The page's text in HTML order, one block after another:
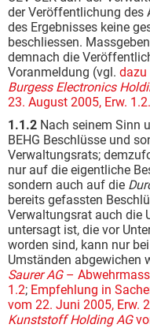
der Veröffentlichung des
des Ergebnisses keine
beschliessen.
demnach die
Voranmeldung (vgl. dazu
Burgess Electronics
23. August 2005, Erw.
1.1.2 Nach seinem Sinn
BEHG Beschlüsse und
Verwaltungsrats;
nur auf die eigentliche
sondern auch auf die
bereits gefassten
Verwaltungsrat auch die
untersagt ist, die vor
worden sind, kann nur
Umständen abgewichen
Saurer AG–
1.2; Empfehlung in
vom 22. Juni 2005, Erw.
Kunststoff Holding AG